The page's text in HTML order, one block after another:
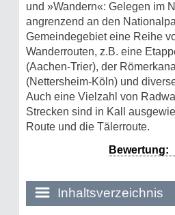
und »Wandern«: Gelegen im
angrenzend an den
Gemeindegebiet eine Reihe
Wanderrouten, z.B. eine
(Aachen-Trier), der
(Nettersheim-Köln) und
Auch eine Vielzahl von
Strecken sind in Kall
Route und die Tälerroute.
Bewertung:
Inhaltsverzeichnis